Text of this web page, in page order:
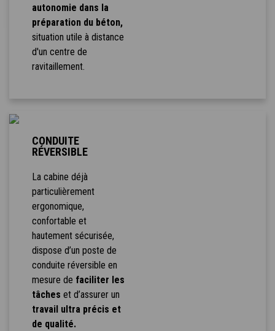
autonomie dans la
préparation du béton,
situation utile à distance
d'un centre de
ravitaillement.
CONDUITE
RÉVERSIBLE
La cabine déjà
particulièrement
ergonomique,
confortable et
hautement sécurisée,
dispose d’un poste de
conduite réversible en
mesure de faciliter les
tâches et d’assurer un
travail ultra précis et
de qualité.